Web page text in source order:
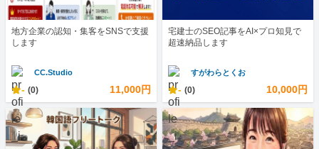
地方企業の認知・集客をSNSで支援
します
CC.Studio
- (0) 11,000円
宅建士のSEO記事をAI×プロ知見で
超速納品します
すがわらとくお
- (0) 10,000円